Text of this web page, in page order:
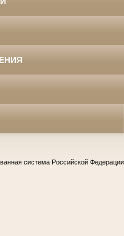
система Российской